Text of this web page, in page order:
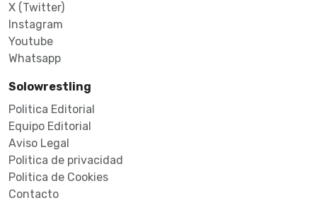
X (Twitter)
Instagram
Youtube
Whatsapp
Solowrestling
Politica Editorial
Equipo Editorial
Aviso Legal
Politica de privacidad
Politica de Cookies
Contacto